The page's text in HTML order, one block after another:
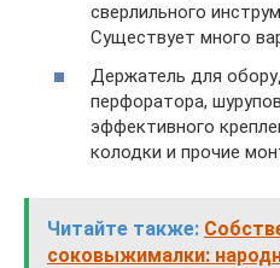
сверлильного
Существует много
Держатель для
перфоратора,
эффективного
колодки и прочие
Читайте также:
соковыжималки: